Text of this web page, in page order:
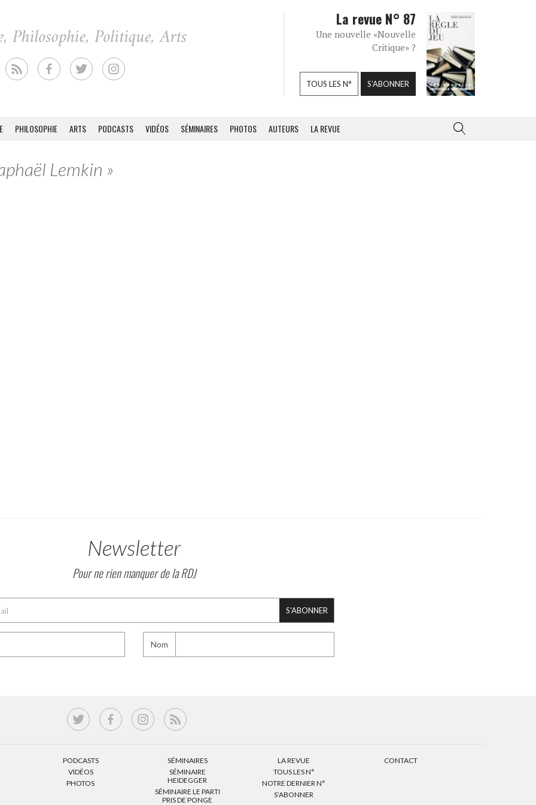
La revue N° 87
Une nouvelle «Nouvelle
Critique» ?
TOUS LES N° S'ABONNER
PHILOSOPHIE ARTS PODCASTS VIDÉOS SÉMINAIRES PHOTOS AUTEURS LA REVUE
Lemkin »
Newsletter
Pour ne rien manquer de la RDJ
S'ABONNER
Nom
PODCASTS
VIDÉOS
PHOTOS
SÉMINAIRES
SÉMINAIRE
HEIDEGGER
SÉMINAIRE LE PARTI
PRIS DE PONGE
LA REVUE
TOUS LES N°
NOTRE DERNIER N°
S’ABONNER
CONTACT